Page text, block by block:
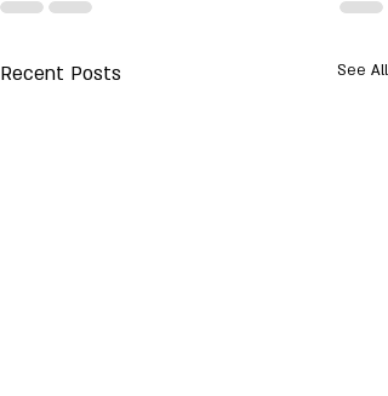
Recent Posts See All